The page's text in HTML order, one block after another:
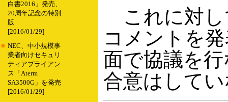
白書2016」発売、
20周年記念の特別
版
[2016/01/29]
■ NEC、中小規模事
業者向けセキュリ
ティアプライアン
ス「Aterm
SA3500G」を発売
[2016/01/29]
これに対し
コメントを
面で協議を
合意はして